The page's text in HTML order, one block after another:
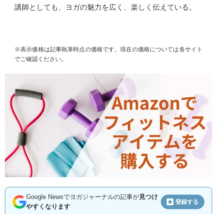
講師としても、ヨガの魅力を広く、楽しく伝えている。
※表示価格は記事執筆時点の価格です。現在の価格については各サイト
でご確認ください。
Google Newsでヨガジャーナルの記事が見つけ
やすくなります
登録する